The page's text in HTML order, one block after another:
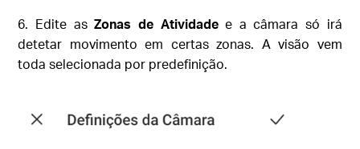
6. Edite asZonas de Atividadee a câmara só irá
detetar movimento em certas zonas. A visão vem
toda selecionada por predefinição.